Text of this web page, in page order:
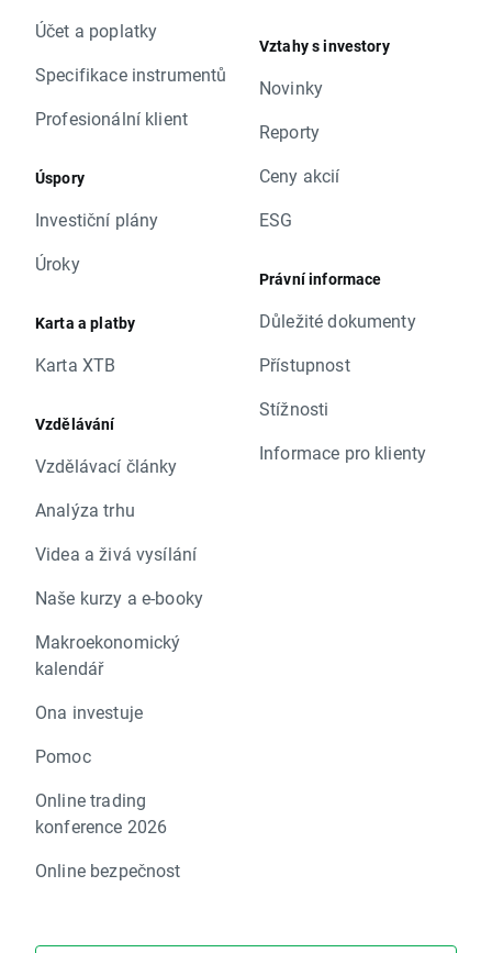
Účet a poplatky
Specifikace instrumentů
Profesionální klient
Úspory
Investiční plány
Úroky
Karta a platby
Karta XTB
Vzdělávání
Vzdělávací články
Analýza trhu
Videa a živá vysílání
Naše kurzy a e-booky
Makroekonomický
kalendář
Ona investuje
Pomoc
Online trading
konference 2026
Online bezpečnost
Vztahy s investory
Novinky
Reporty
Ceny akcií
ESG
Právní informace
Důležité dokumenty
Přístupnost
Stížnosti
Informace pro klienty